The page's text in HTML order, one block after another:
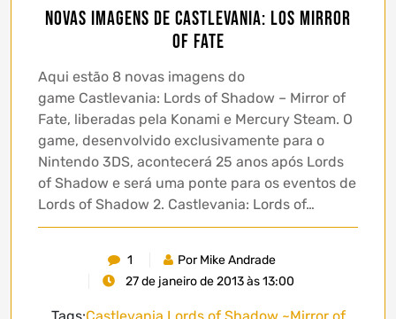
Novas imagens de Castlevania: LoS Mirror
of Fate
Aqui estão 8 novas imagens do
game Castlevania: Lords of Shadow – Mirror of
Fate, liberadas pela Konami e Mercury Steam. O
game, desenvolvido exclusivamente para o
Nintendo 3DS, acontecerá 25 anos após Lords
of Shadow e será uma ponte para os eventos de
Lords of Shadow 2. Castlevania: Lords of…
1
Por Mike Andrade
27 de janeiro de 2013 às 13:00